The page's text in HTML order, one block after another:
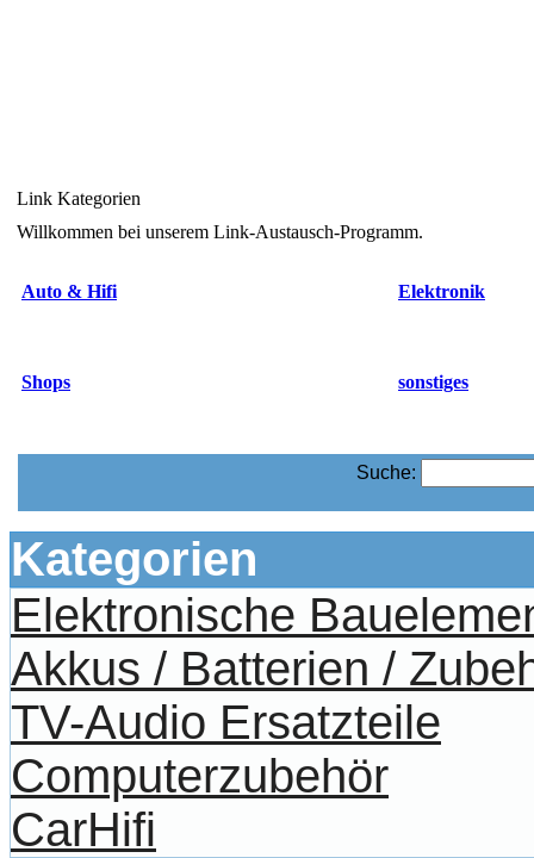
Link Kategorien
Willkommen bei unserem Link-Austausch-Programm.
Auto & Hifi Elektronik
Shops sonstiges
Suche:
Kategorien
Elektronische
Akkus / Batterien /
TV-Audio Ersatzteile
Computerzubehör
CarHifi